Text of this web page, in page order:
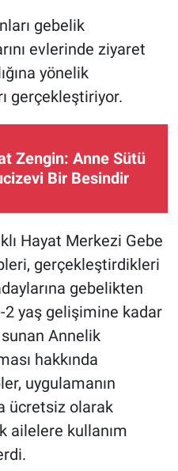
gebelik
evlerinde ziyaret
yönelik
gerçekleştiriyor.
Zengin: Anne Sütü
Bir Besindir
Hayat Merkezi Gebe
gerçekleştirdikleri
gebelikten
yaş gelişimine kadar
Annelik
hakkında
uygulamanın
ücretsiz olarak
ailelere kullanım